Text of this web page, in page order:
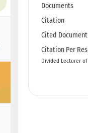
Documents
Citation
Cited Document
Citation Per
Divided Lecturer of